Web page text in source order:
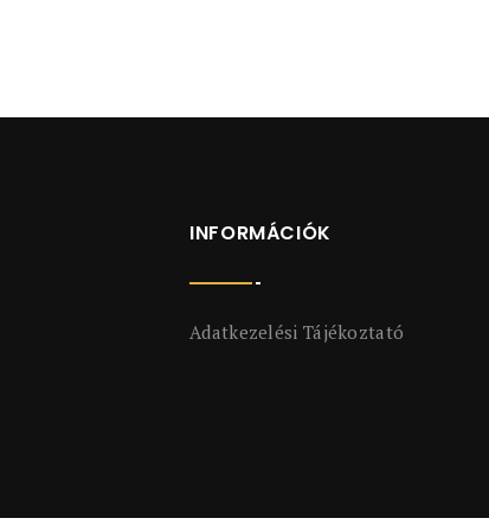
INFORMÁCIÓK
Adatkezelési Tájékoztató